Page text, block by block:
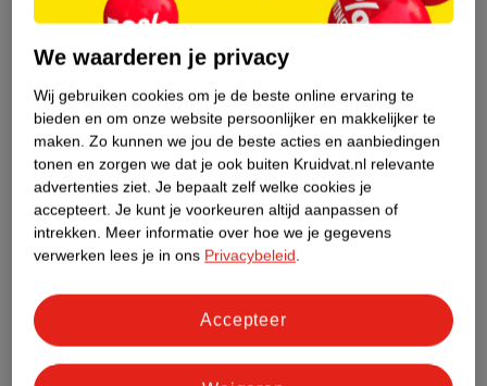
Over dit product
Productinformatie
Etiketinformatie
Nature Impact Score
Dit product heeft (nog) geen Nature
Impact Score.
Bestel & Bezorginformatie
We waarderen je privacy
Wij gebruiken cookies om je de beste online ervaring te
bieden en om onze website persoonlijker en makkelijker te
maken. Zo kunnen we jou de beste acties en aanbiedingen
tonen en zorgen we dat je ook buiten Kruidvat.nl relevante
advertenties ziet. Je bepaalt zelf welke cookies je
accepteert. Je kunt je voorkeuren altijd aanpassen of
intrekken. Meer informatie over hoe we je gegevens
verwerken lees je in ons Privacybeleid.
Accepteer